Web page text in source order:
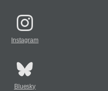
Instagram
Bluesky